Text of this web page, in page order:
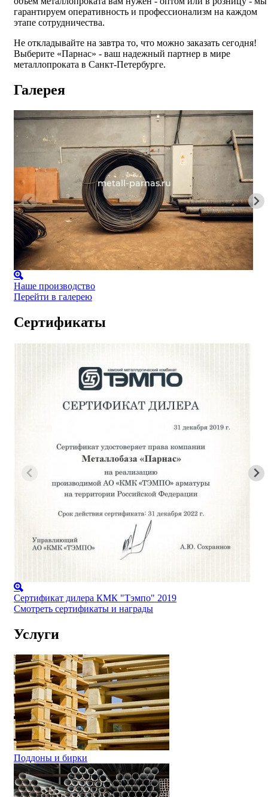
гарантируем оперативность и профессионализм на каждом
этапе сотрудничества.
Не откладывайте на завтра то, что можно заказать сегодня!
Выберите «Парнас» - ваш надежный партнер в мире
металлопроката в Санкт-Петербурге.
Галерея
Наше производство
Перейти в галерею
Сертификаты
Сертификат дилера КМК "Тэмпо" 2019
Смотреть сертификаты и награды
Услуги
Поддоны и бирки